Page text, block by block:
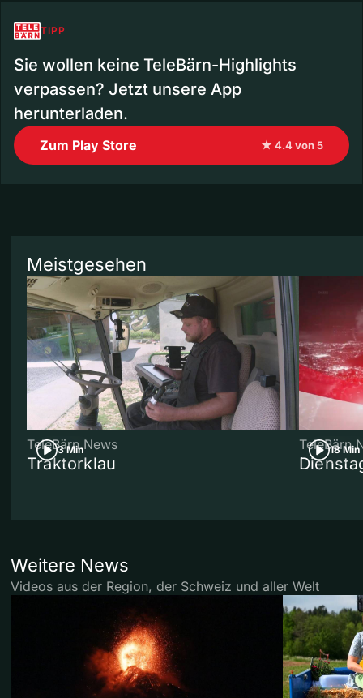
TIPP
Sie wollen keine TeleBärn-Highlights
verpassen? Jetzt unsere App
herunterladen.
Zum Play Store ★ 4.4 von 5
Meistgesehen
3 Min
TeleBärn News
Traktorklau
18 Min
TeleBärn
Weitere News
Videos aus der Region, der Schweiz und aller Welt